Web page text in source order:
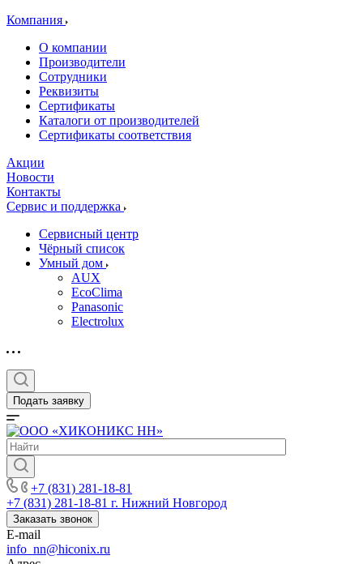
Компания
О компании
Производители
Сотрудники
Реквизиты
Сертификаты
Каталоги от производителей
Сертификаты соответствия
Акции
Новости
Контакты
Сервис и поддержка
Сервисный центр
Чёрный список
Умный дом
AUX
EcoClima
Panasonic
Electrolux
Подать заявку
+7 (831) 281-18-81
+7 (831) 281-18-81 г. Нижний Новгород
Заказать звонок
E-mail
info_nn@hiconix.ru